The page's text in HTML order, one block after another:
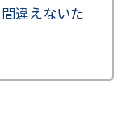
違えないた